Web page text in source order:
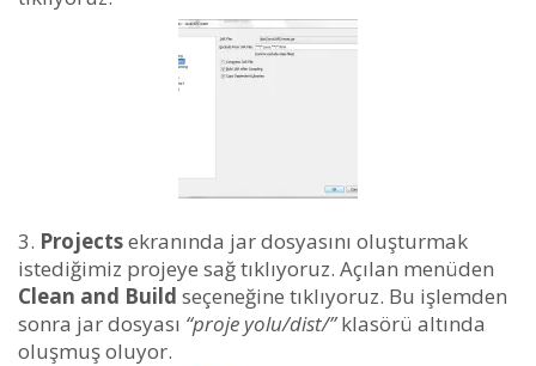
Projectsekranında jar dosyasını oluşturmak
istediğimiz projeye sağ tıklıyoruz. Açılan menüden
Clean and Build seçeneğine tıklıyoruz. Bu işlemden
sonra jar dosyası “proje yolu/dist/”klasörü altında
oluşmuş oluyor.